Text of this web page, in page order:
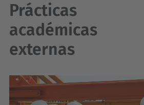
Prácticas
académicas
externas